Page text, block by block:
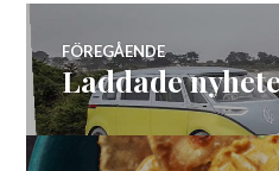
FÖREGÅENDE
Föregående
inlägg:
Laddade